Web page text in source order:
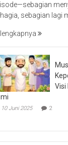
sebagian lagi
Visi
10 Juni 2025 2